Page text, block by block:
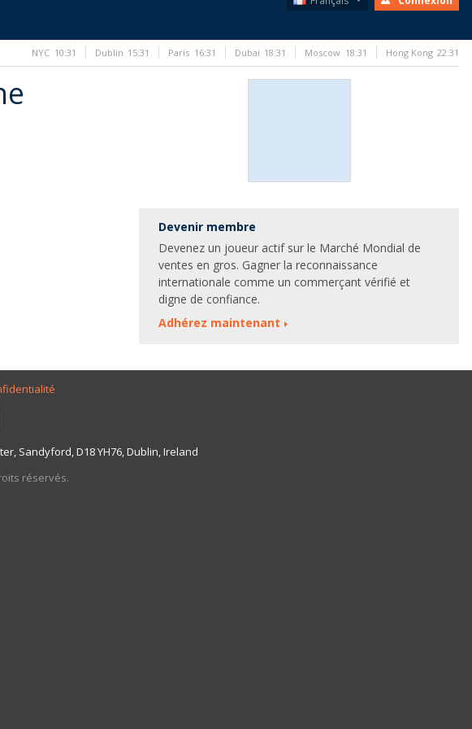
Devenir membre
Devenez un joueur actif sur le Marché Mondial de
ventes en gros. Gagner la reconnaissance
internationale comme un commerçant vérifié et
digne de confiance.
Adhérez maintenant
Sandyford, D18 YH76, Dublin, Ireland
réservés.
NYC 10:31 Dublin 15:31 Paris 16:31 Dubai 18:31 Moscow 18:31 Hong Kong 22:31